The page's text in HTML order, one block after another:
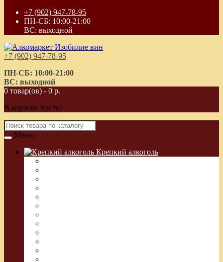
+7 (902) 947-78-95
ПН-СБ: 10:00-21:00
ВС: выходной
+7 (902) 947-78-95
ПН-СБ: 10:00-21:00
ВС: выходной
0 товар(ов) - 0 р.
В корзине пусто!
Меню
Крепкий алкоголь